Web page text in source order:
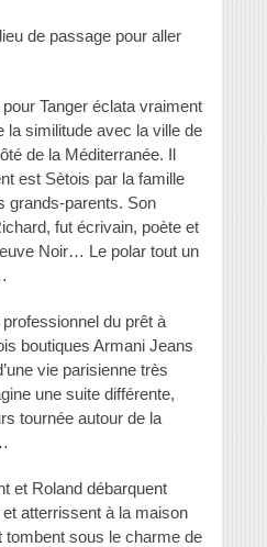
de passage pour aller
Tanger éclata vraiment
la similitude avec la ville de
de la Méditerranée. Il
est Sètois par la famille
grands-parents. Son
fut écrivain, poète et
Noir… Le polar tout un
du prêt à
boutiques Armani Jeans
vie parisienne très
une suite différente,
tournée autour de la
et Roland débarquent
atterrissent à la maison
tombent sous le charme de